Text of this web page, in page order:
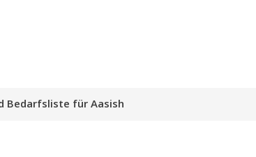
Bedarfsliste für Aasish